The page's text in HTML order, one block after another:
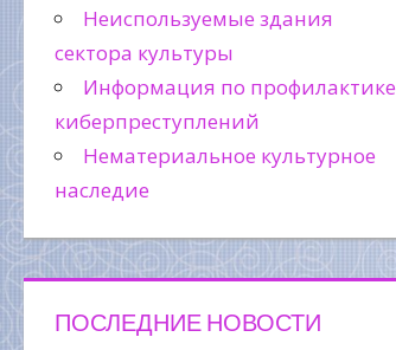
Неиспользуемые здания
сектора культуры
Информация по профилактике
киберпреступлений
Нематериальное культурное
наследие
ПОСЛЕДНИЕ НОВОСТИ